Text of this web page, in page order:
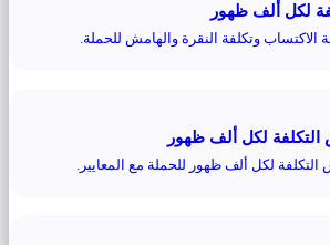
لكل ألف ظهور
الاكتساب وتكلفة النقرة والهامش للحملة.
لكل ألف ظهور
التكلفة لكل ألف ظهور للحملة مع المعايير.